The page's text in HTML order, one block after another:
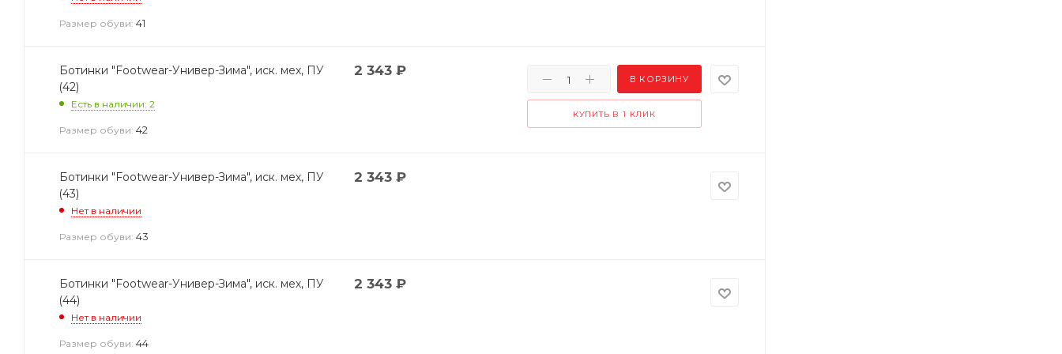
Размер обуви: 41
Ботинки "Footwear-Универ-Зима", иск. мех, ПУ
(42)
Есть в наличии: 2
Размер обуви: 42
2 343₽
В КОРЗИНУ
КУПИТЬ В 1 КЛИК
Ботинки "Footwear-Универ-Зима", иск. мех, ПУ
(43)
Нет в наличии
Размер обуви: 43
2 343₽
Ботинки "Footwear-Универ-Зима", иск. мех, ПУ
(44)
Нет в наличии
Размер обуви: 44
2 343₽